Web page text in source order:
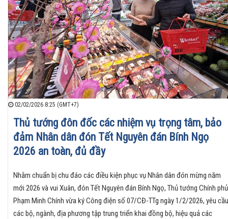
02/02/2026 8:25 (GMT+7)
Thủ tướng đôn đốc các nhiệm vụ trọng tâm, bảo
đảm Nhân dân đón Tết Nguyên đán Bính Ngọ
2026 an toàn, đủ đầy
Nhằm chuẩn bị chu đáo các điều kiện phục vụ Nhân dân đón mừng năm
mới 2026 và vui Xuân, đón Tết Nguyên đán Bính Ngọ, Thủ tướng Chính phủ
Phạm Minh Chính vừa ký Công điện số 07/CĐ-TTg ngày 1/2/2026, yêu cầu
các bộ, ngành, địa phương tập trung triển khai đồng bộ, hiệu quả các